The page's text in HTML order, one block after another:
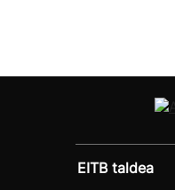
EITB taldea